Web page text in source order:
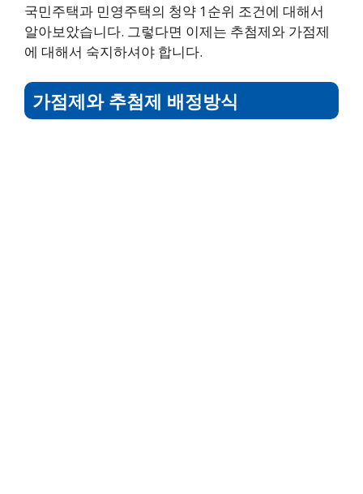
국민주택과 민영주택의 청약 1순위 조건에 대해서
알아보았습니다. 그렇다면 이제는 추첨제와 가점제
에 대해서 숙지하셔야 합니다.
가점제와 추첨제 배정방식